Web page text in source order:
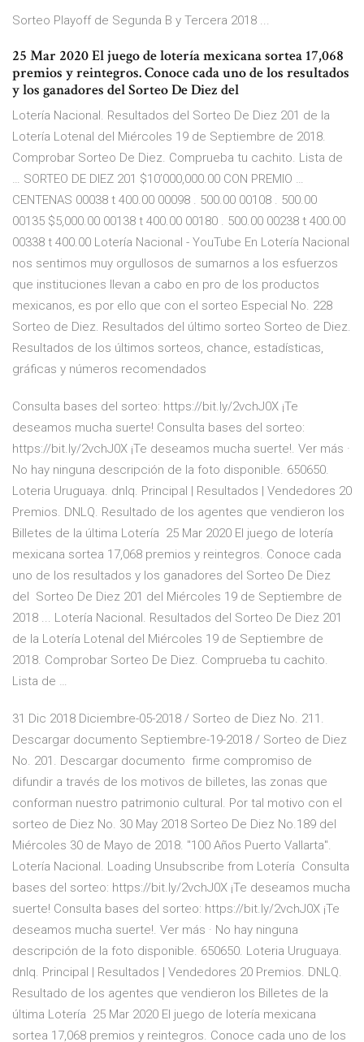
Sorteo Playoff de Segunda B y Tercera 2018 ...
25 Mar 2020 El juego de lotería mexicana sortea 17,068
premios y reintegros. Conoce cada uno de los resultados
y los ganadores del Sorteo De Diez del
Lotería Nacional. Resultados del Sorteo De Diez 201 de la
Lotería Lotenal del Miércoles 19 de Septiembre de 2018.
Comprobar Sorteo De Diez. Comprueba tu cachito. Lista de
… SORTEO DE DIEZ 201 $10’000,000.00 CON PREMIO …
CENTENAS 00038 t 400.00 00098 . 500.00 00108 . 500.00
00135 $5,000.00 00138 t 400.00 00180 . 500.00 00238 t 400.00
00338 t 400.00 Lotería Nacional - YouTube En Lotería Nacional
nos sentimos muy orgullosos de sumarnos a los esfuerzos
que instituciones llevan a cabo en pro de los productos
mexicanos, es por ello que con el sorteo Especial No. 228
Sorteo de Diez. Resultados del último sorteo Sorteo de Diez.
Resultados de los últimos sorteos, chance, estadísticas,
gráficas y números recomendados
Consulta bases del sorteo: https://bit.ly/2vchJ0X ¡Te
deseamos mucha suerte! Consulta bases del sorteo:
https://bit.ly/2vchJ0X ¡Te deseamos mucha suerte!. Ver más ·
No hay ninguna descripción de la foto disponible. 650650.
Loteria Uruguaya. dnlq. Principal | Resultados | Vendedores 20
Premios. DNLQ. Resultado de los agentes que vendieron los
Billetes de la última Lotería 25 Mar 2020 El juego de lotería
mexicana sortea 17,068 premios y reintegros. Conoce cada
uno de los resultados y los ganadores del Sorteo De Diez
del Sorteo De Diez 201 del Miércoles 19 de Septiembre de
2018 ... Lotería Nacional. Resultados del Sorteo De Diez 201
de la Lotería Lotenal del Miércoles 19 de Septiembre de
2018. Comprobar Sorteo De Diez. Comprueba tu cachito.
Lista de …
31 Dic 2018 Diciembre-05-2018 / Sorteo de Diez No. 211.
Descargar documento Septiembre-19-2018 / Sorteo de Diez
No. 201. Descargar documento firme compromiso de
difundir a través de los motivos de billetes, las zonas que
conforman nuestro patrimonio cultural. Por tal motivo con el
sorteo de Diez No. 30 May 2018 Sorteo De Diez No.189 del
Miércoles 30 de Mayo de 2018. "100 Años Puerto Vallarta".
Lotería Nacional. Loading Unsubscribe from Lotería Consulta
bases del sorteo: https://bit.ly/2vchJ0X ¡Te deseamos mucha
suerte! Consulta bases del sorteo: https://bit.ly/2vchJ0X ¡Te
deseamos mucha suerte!. Ver más · No hay ninguna
descripción de la foto disponible. 650650. Loteria Uruguaya.
dnlq. Principal | Resultados | Vendedores 20 Premios. DNLQ.
Resultado de los agentes que vendieron los Billetes de la
última Lotería 25 Mar 2020 El juego de lotería mexicana
sortea 17,068 premios y reintegros. Conoce cada uno de los